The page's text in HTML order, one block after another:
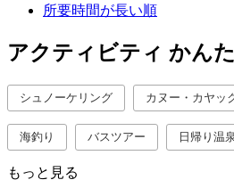
所要時間が長い順
アクティビティ かん
シュノーケリング カヌー・カヤッ
海釣り バスツアー 日帰り温
もっと見る